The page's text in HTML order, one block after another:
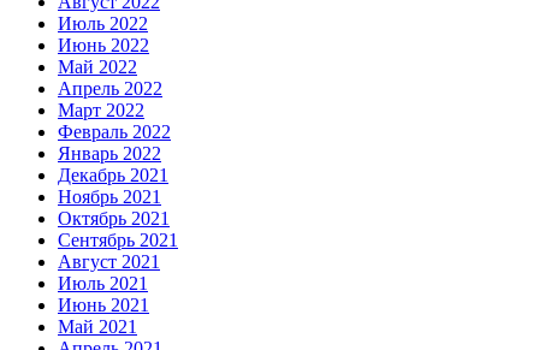
Июль 2022
Июнь 2022
Май 2022
Апрель 2022
Март 2022
Февраль 2022
Январь 2022
Декабрь 2021
Ноябрь 2021
Октябрь 2021
Сентябрь 2021
Август 2021
Июль 2021
Июнь 2021
Май 2021